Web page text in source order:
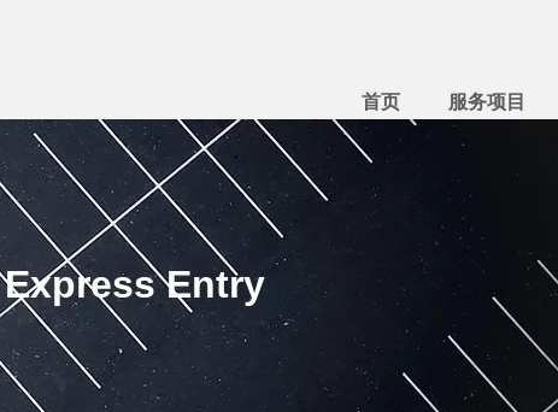
首页 服务项目
Express Entry